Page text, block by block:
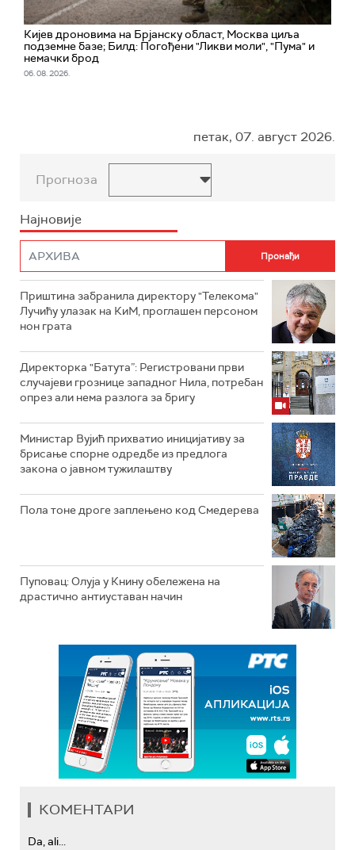
Кијев дроновима на Брјанску област, Москва циља
подземне базе; Билд: Погођени "Ликви моли", "Пума" и
немачки брод
06. 08. 2026.
петак, 07. август 2026.
Прогноза
Најновије
Приштина забранила директору "Телекома"
Лучићу улазак на КиМ, проглашен персоном
нон грата
Директорка "Батута”: Регистровани први
случајеви грознице западног Нила, потребан
опрез али нема разлога за бригу
Министар Вујић прихватио иницијативу за
брисање спорне одредбе из предлога
закона o јавном тужилаштву
Пола тоне дроге заплењено код Смедерева
Пуповац: Олуја у Книну обележена на
драстично антиуставан начин
КОМЕНТАРИ
Da, ali...